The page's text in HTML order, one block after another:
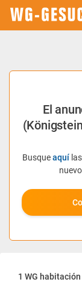
El
Busqueaquílas
1 WG